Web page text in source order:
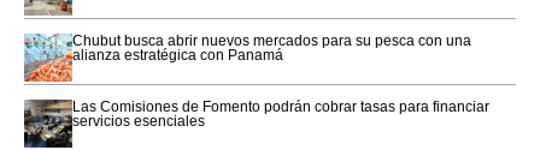
Chubut busca abrir nuevos mercados para su pesca con una
alianza estratégica con Panamá
Las Comisiones de Fomento podrán cobrar tasas para financiar
servicios esenciales